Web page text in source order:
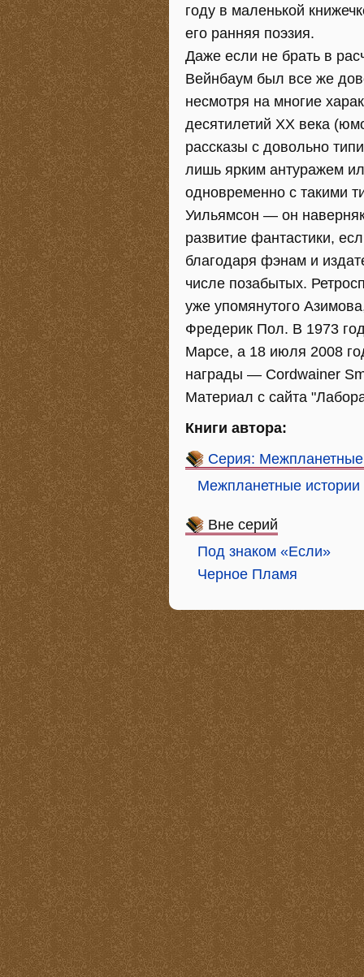
году в маленькой
его ранняя поэзия.
Даже если не брать в
Вейнбаум был все же
несмотря на многие
десятилетий XX века
рассказы с довольно
лишь ярким антуражем
одновременно с такими
Уильямсон — он
развитие фантастики,
благодаря фэнам и
числе позабытых.
уже упомянутого
Фредерик Пол. В 1973
Марсе, а 18 июля 2008
награды — Cordwainer
Материал с сайта
Книги автора:
Серия: Межпланетные
Межпланетные истории
Вне серий
Под знаком «Если»
Черное Пламя